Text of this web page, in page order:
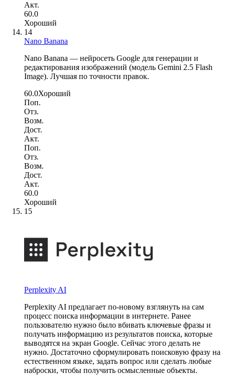
Акт.
60.0
Хороший
14
Nano Banana
Nano Banana — нейросеть Google для генерации и
редактирования изображений (модель Gemini 2.5 Flash
Image). Лучшая по точности правок.
60.0Хороший
Поп.
Отз.
Возм.
Дост.
Акт.
Поп.
Отз.
Возм.
Дост.
Акт.
60.0
Хороший
15
Perplexity AI
Perplexity AI предлагает по-новому взглянуть на сам
процесс поиска информации в интернете. Ранее
пользователю нужно было вбивать ключевые фразы и
получать информацию из результатов поиска, которые
выводятся на экран Google. Сейчас этого делать не
нужно. Достаточно сформулировать поисковую фразу на
естественном языке, задать вопрос или сделать любые
наброски, чтобы получить осмысленные объекты.